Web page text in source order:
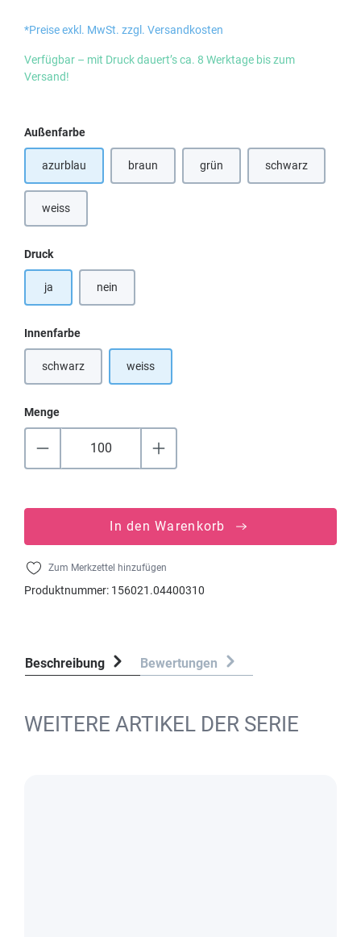
*Preise exkl. MwSt. zzgl. Versandkosten
Verfügbar – mit Druck dauert’s ca. 8 Werktage bis zum
Versand!
Außenfarbeauswählen
azurblau braun(Diese Option ist zurzeit nicht verfügbar.)
grün schwarz(Diese Option ist
weiss
Druckauswählen
ja nein
Innenfarbeauswählen
schwarz(Diese Option ist zurzeit nicht verfügbar.)
weiss
Menge
In den Warenkorb
Zum Merkzettel hinzufügen
Produktnummer: 156021.04400310
Beschreibung Bewertungen
WEITERE ARTIKEL DER SERIE